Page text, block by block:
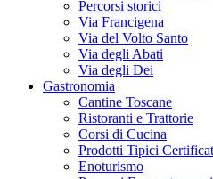
Percorsi storici
Via Francigena
Via del Volto Santo
Via degli Abati
Via degli Dei
Gastronomia
Cantine Toscane
Ristoranti e Trattorie
Corsi di Cucina
Prodotti Tipici
Enoturismo